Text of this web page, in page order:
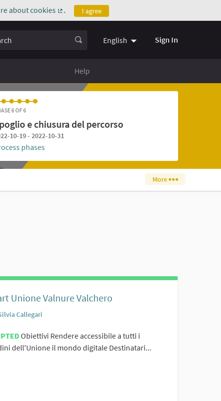
about cookies
(External link)
. I agree
English Sign In
Help
6 OF 6
e chiusura del percorso
10-19 - 2022-10-31
phases
More
Unione Valnure Valchero
Callegari
Obiettivi Rendere accessibile a tutti i
dell'Unione il mondo digitale Destinatari...